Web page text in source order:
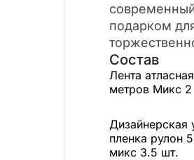
подарком
Состав
Лента
метров Микс
Дизайнерская
пленка рулон
микс 3.5 шт.